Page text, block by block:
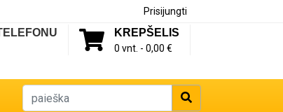
Prisijungti
KREPŠELIS
0 vnt. - 0,00 €